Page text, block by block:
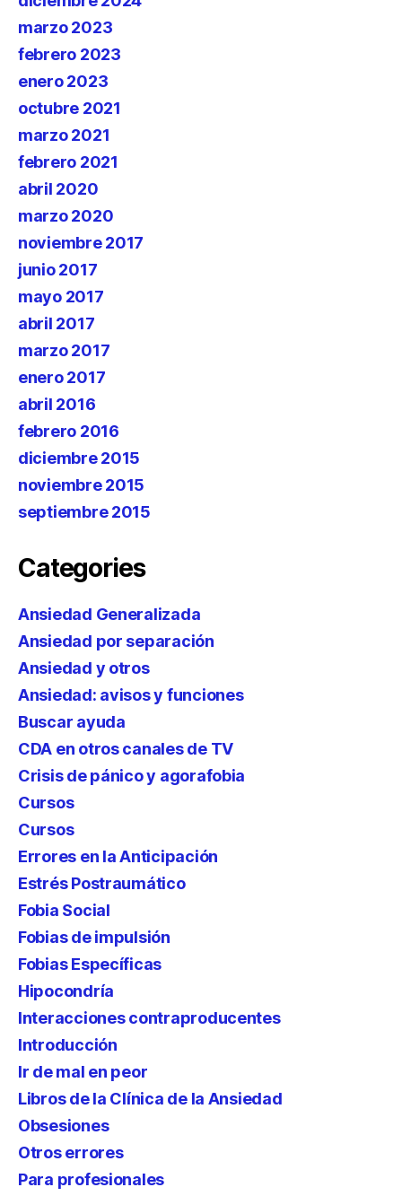
marzo 2023
febrero 2023
enero 2023
octubre 2021
marzo 2021
febrero 2021
abril 2020
marzo 2020
noviembre 2017
junio 2017
mayo 2017
abril 2017
marzo 2017
enero 2017
abril 2016
febrero 2016
diciembre 2015
noviembre 2015
septiembre 2015
Categories
Ansiedad Generalizada
Ansiedad por separación
Ansiedad y otros
Ansiedad: avisos y funciones
Buscar ayuda
CDA en otros canales de TV
Crisis de pánico y agorafobia
Cursos
Cursos
Errores en la Anticipación
Estrés Postraumático
Fobia Social
Fobias de impulsión
Fobias Específicas
Hipocondría
Interacciones contraproducentes
Introducción
Ir de mal en peor
Libros de la Clínica de la Ansiedad
Obsesiones
Otros errores
Para profesionales